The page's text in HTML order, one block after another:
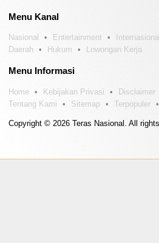
Menu Kanal
Nasional Entertainment Internasional
Daerah
Hukum Lowongan Kerja
Menu Informasi
Home Kebijakan Privasi Disclaimer
Tentang Kami
Sitemap Terpopuler
Copyright © 2026 Teras Nasional. All